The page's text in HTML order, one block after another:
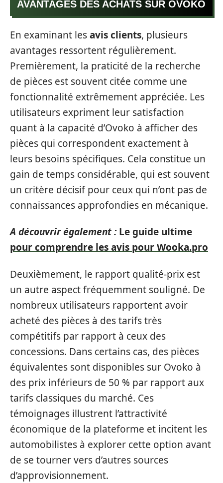
AVANTAGES DES ACHATS SUR OVOKO
En examinant lesavis clients, plusieurs
avantages ressortent régulièrement.
Premièrement, la praticité de la recherche
de pièces est souvent citée comme une
fonctionnalité extrêmement appréciée. Les
utilisateurs expriment leur satisfaction
quant à la capacité d’Ovoko à afficher des
pièces qui correspondent exactement à
leurs besoins spécifiques. Cela constitue un
gain de temps considérable, qui est souvent
un critère décisif pour ceux qui n’ont pas de
connaissances approfondies en mécanique.
A découvrir également : Le guide ultime
pour comprendre les avis pour Wooka.pro
Deuxièmement, le rapport qualité-prix est
un autre aspect fréquemment souligné. De
nombreux utilisateurs rapportent avoir
acheté des pièces à des tarifs très
compétitifs par rapport à ceux des
concessions. Dans certains cas, des pièces
équivalentes sont disponibles sur Ovoko à
des prix inférieurs de 50 % par rapport aux
tarifs classiques du marché. Ces
témoignages illustrent l’attractivité
économique de la plateforme et incitent les
automobilistes à explorer cette option avant
de se tourner vers d’autres sources
d’approvisionnement.